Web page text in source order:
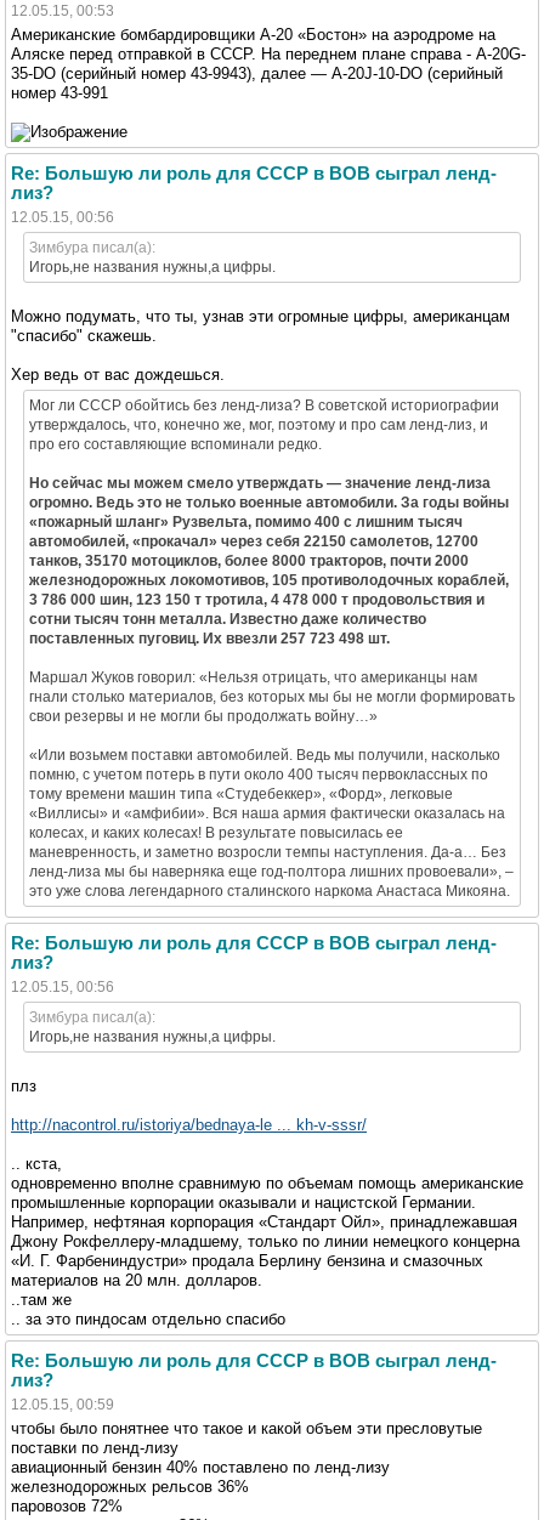
12.05.15, 00:53
Американские бомбардировщики А-20 «Бостон» на аэродроме на
Аляске перед отправкой в СССР. На переднем плане справа - A-20G-
35-DO (серийный номер 43-9943), далее — A-20J-10-DO (серийный
номер 43-991
Re: Большую ли роль для СССР в ВОВ сыграл ленд-
лиз?
12.05.15, 00:56
Зимбура писал(а):
Игорь,не названия нужны,а цифры.
Можно подумать, что ты, узнав эти огромные цифры, американцам
"спасибо" скажешь.
Хер ведь от вас дождешься.
Мог ли СССР обойтись без ленд-лиза? В советской историографии
утверждалось, что, конечно же, мог, поэтому и про сам ленд-лиз, и
про его составляющие вспоминали редко.
Но сейчас мы можем смело утверждать — значение ленд-лиза
огромно. Ведь это не только военные автомобили. За годы войны
«пожарный шланг» Рузвельта, помимо 400 с лишним тысяч
автомобилей, «прокачал» через себя 22150 самолетов, 12700
танков, 35170 мотоциклов, более 8000 тракторов, почти 2000
железнодорожных локомотивов, 105 противолодочных кораблей,
3 786 000 шин, 123 150 т тротила, 4 478 000 т продовольствия и
сотни тысяч тонн металла. Известно даже количество
поставленных пуговиц. Их ввезли 257 723 498 шт.
Маршал Жуков говорил: «Нельзя отрицать, что американцы нам
гнали столько материалов, без которых мы бы не могли формировать
свои резервы и не могли бы продолжать войну…»
«Или возьмем поставки автомобилей. Ведь мы получили, насколько
помню, с учетом потерь в пути около 400 тысяч первоклассных по
тому времени машин типа «Студебеккер», «Форд», легковые
«Виллисы» и «амфибии». Вся наша армия фактически оказалась на
колесах, и каких колесах! В результате повысилась ее
маневренность, и заметно возросли темпы наступления. Да-а… Без
ленд-лиза мы бы наверняка еще год-полтора лишних провоевали», –
это уже слова легендарного сталинского наркома Анастаса Микояна.
Re: Большую ли роль для СССР в ВОВ сыграл ленд-
лиз?
12.05.15, 00:56
Зимбура писал(а):
Игорь,не названия нужны,а цифры.
плз
http://nacontrol.ru/istoriya/bednaya-le ... kh-v-sssr/
.. кста,
одновременно вполне сравнимую по объемам помощь американские
промышленные корпорации оказывали и нацистской Германии.
Например, нефтяная корпорация «Стандарт Ойл», принадлежавшая
Джону Рокфеллеру-младшему, только по линии немецкого концерна
«И. Г. Фарбениндустри» продала Берлину бензина и смазочных
материалов на 20 млн. долларов.
..там же
.. за это пиндосам отдельно спасибо
Re: Большую ли роль для СССР в ВОВ сыграл ленд-
лиз?
12.05.15, 00:59
чтобы было понятнее что такое и какой объем эти пресловутые
поставки по ленд-лизу
авиационный бензин 40% поставлено по ленд-лизу
железнодорожных рельсов 36%
паровозов 72%